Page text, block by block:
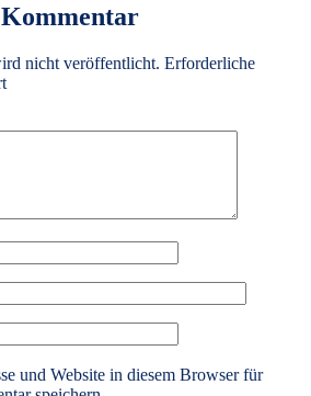
nicht veröffentlicht. Erforderliche
und Website in diesem Browser für